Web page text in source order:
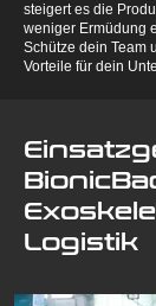
steigert es die
weniger Ermüdung
Schütze dein Team
Vorteile für dein
Logistik